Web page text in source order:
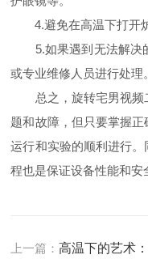
4.避免在高温下打开炉
5.如果遇到无法解决
或专业维修人员进行处理。
总之，旋转宅男视频
题和故障，但只要掌握
运行和实验的顺利进行
程也是保证设备性能和安
上一篇：高温下的艺术